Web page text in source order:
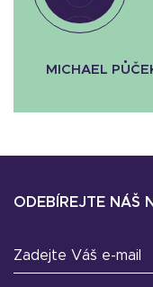
MICHAEL
ODEBÍREJTE NÁŠ
Zadejte Váš e-mail